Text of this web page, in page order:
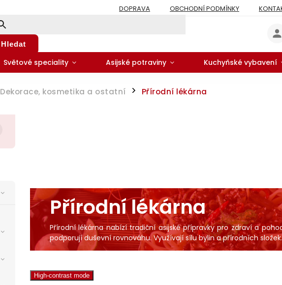
DOPRAVA OBCHODNÍ PODMÍNKY
Hledat
Světové speciality Asijské potraviny Kuchyňské vybavení
Dekorace, kosmetika a ostatní / Přírodní lékárna
Přírodní lékárna
Přírodní lékárna nabízí tradiční asijské přípravky pro zdraví a
podporují duševní rovnováhu. Využívají sílu bylin a přírodních
High-contrast mode